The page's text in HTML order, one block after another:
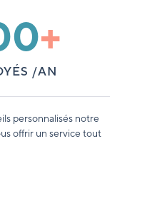
/AN
+
personnalisés notre
offrir un service tout